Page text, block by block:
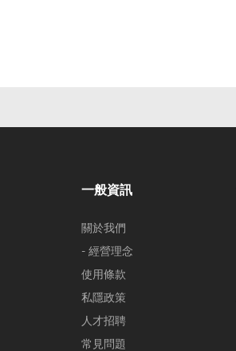
一般資訊
關於我們
- 經營理念
使用條款
私隱政策
人才招聘
常見問題